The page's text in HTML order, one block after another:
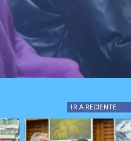
IR A RECIENTE